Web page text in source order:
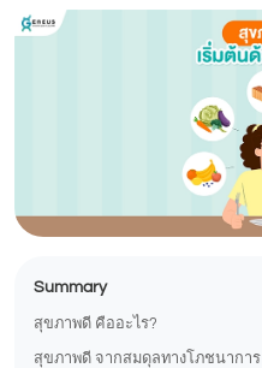
Summary
สุขภาพดี คืออะไร?
สุขภาพดี จากสมดุลทางโภชนาการ